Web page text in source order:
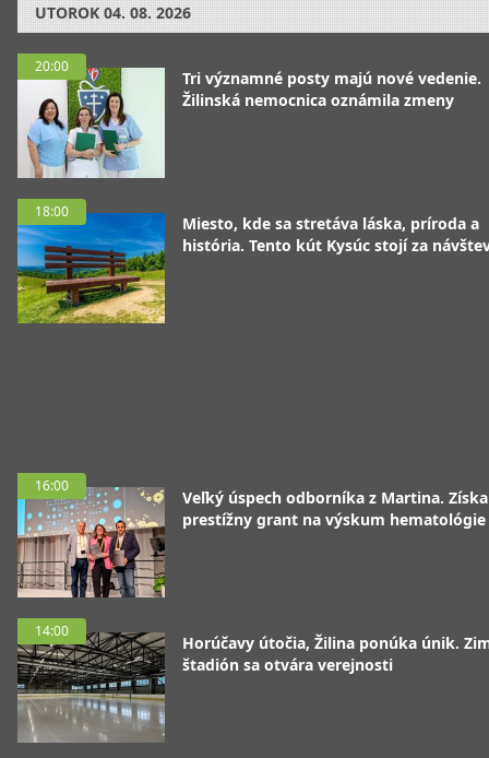
UTOROK 04. 08. 2026
20:00
Tri významné posty majú nové vedenie.
Žilinská nemocnica oznámila zmeny
18:00
Miesto, kde sa stretáva láska, príroda a
história. Tento kút Kysúc stojí za
16:00
Veľký úspech odborníka z Martina.
prestížny grant na výskum hematológie
14:00
Horúčavy útočia, Žilina ponúka únik.
štadión sa otvára verejnosti